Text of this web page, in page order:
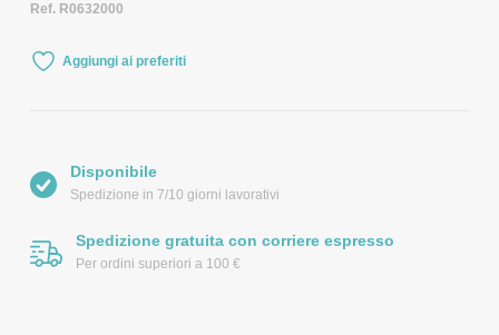
Ref. R0632000
Aggiungi ai preferiti
Disponibile
Spedizione in 7/10 giorni lavorativi
Spedizione gratuita con corriere espresso
Per ordini superiori a 100 €